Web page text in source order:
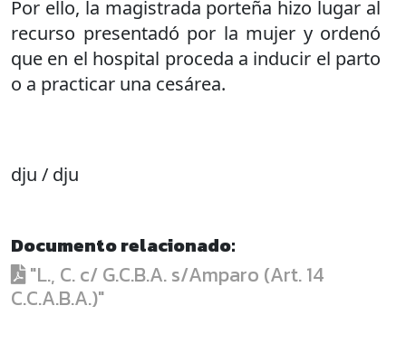
Por ello, la magistrada porteña hizo lugar al
recurso presentadó por la mujer y ordenó
que en el hospital proceda a inducir el parto
o a practicar una cesárea.
dju / dju
Documento relacionado:
"L., C. c/ G.C.B.A. s/Amparo (Art. 14
C.C.A.B.A.)"